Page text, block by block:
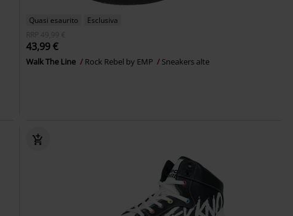
Quasi esaurito
Esclusiva
RRP
49,99 €
43,99 €
Walk The Line Rock Rebel by EMP Sneakers alte